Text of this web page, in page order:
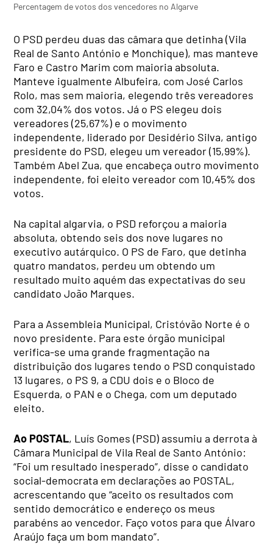
Percentagem de votos dos vencedores no Algarve
O PSD perdeu duas das câmara que detinha (Vila
Real de Santo António e Monchique), mas manteve
Faro e Castro Marim com maioria absoluta.
Manteve igualmente Albufeira, com José Carlos
Rolo, mas sem maioria, elegendo três vereadores
com 32,04% dos votos. Já o PS elegeu dois
vereadores (25,67%) e o movimento
independente, liderado por Desidério Silva, antigo
presidente do PSD, elegeu um vereador (15,99%).
Também Abel Zua, que encabeça outro movimento
independente, foi eleito vereador com 10,45% dos
votos.
Na capital algarvia, o PSD reforçou a maioria
absoluta, obtendo seis dos nove lugares no
executivo autárquico. O PS de Faro, que detinha
quatro mandatos, perdeu um obtendo um
resultado muito aquém das expectativas do seu
candidato João Marques.
Para a Assembleia Municipal, Cristóvão Norte é o
novo presidente. Para este órgão municipal
verifica-se uma grande fragmentação na
distribuição dos lugares tendo o PSD conquistado
13 lugares, o PS 9, a CDU dois e o Bloco de
Esquerda, o PAN e o Chega, com um deputado
eleito.
Ao POSTAL, Luís Gomes (PSD) assumiu a derrota à
Câmara Municipal de Vila Real de Santo António:
“Foi um resultado inesperado”, disse o candidato
social-democrata em declarações ao POSTAL,
acrescentando que “aceito os resultados com
sentido democrático e endereço os meus
parabéns ao vencedor. Faço votos para que Álvaro
Araújo faça um bom mandato”.